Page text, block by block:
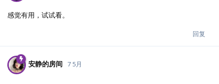
感觉有用，试试看。
回复
安静的房间 7 5月